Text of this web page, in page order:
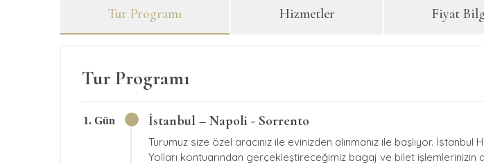
Tur Programı Hizmetler Fiyat
Tur Programı
1. Gün İstanbul – Napoli - Sorrento
Turumuz size özel aracınız ile evinizden alınmanız ile başlıyor.
Yolları kontuarından gerçekleştireceğimiz bagaj ve bilet işlemlerinizin